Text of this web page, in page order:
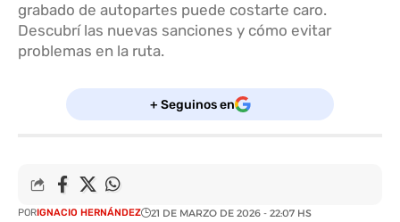
grabado de autopartes puede costarte caro.
Descubrí las nuevas sanciones y cómo evitar
problemas en la ruta.
+ Seguinos en
PORIGNACIO HERNÁNDEZ 21 DE MARZO DE 2026 - 22:07 HS